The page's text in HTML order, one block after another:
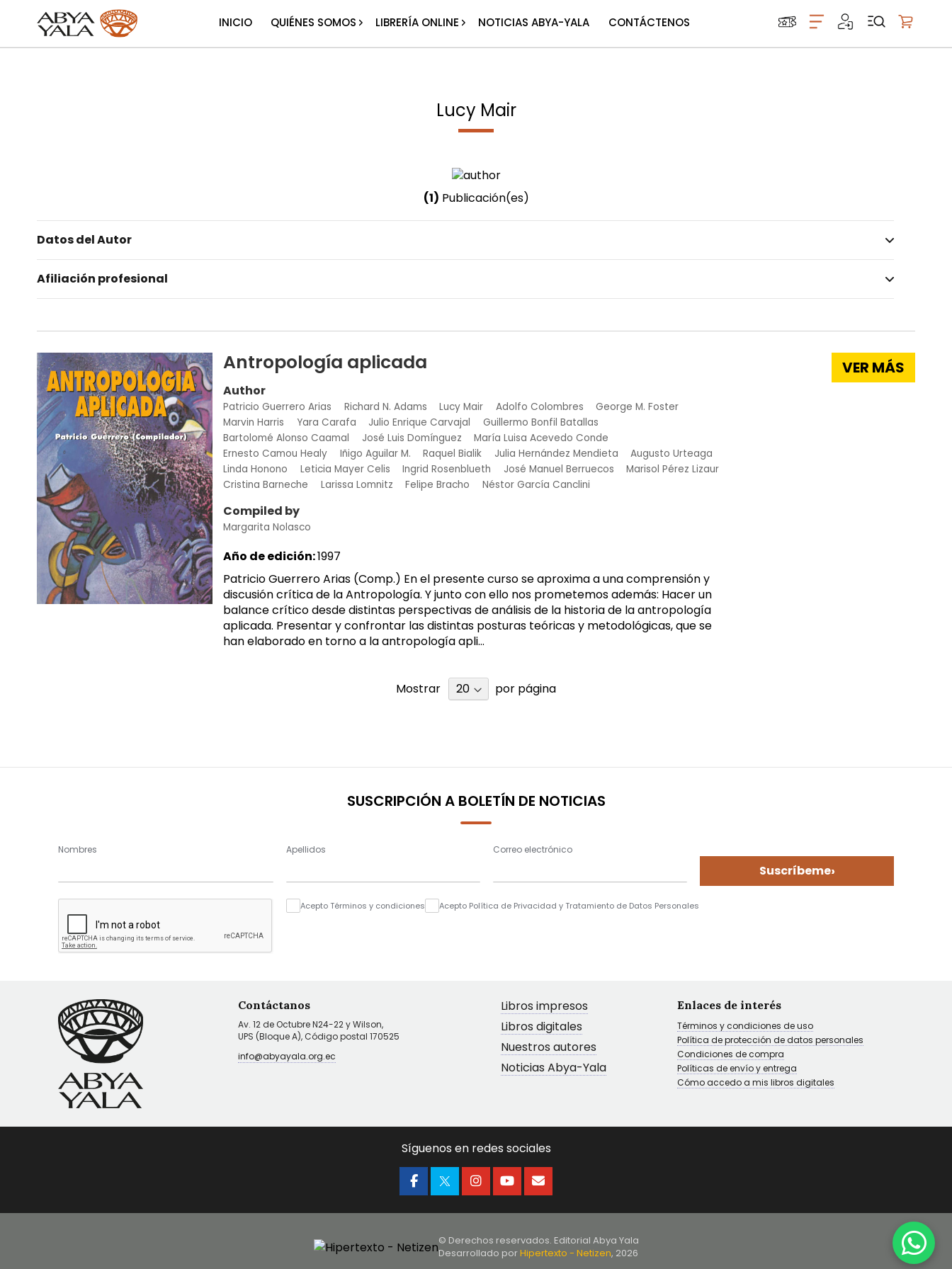
INICIO QUIÉNES SOMOS LIBRERÍA ONLINE NOTICIAS ABYA-YALA CONTÁCTENOS
Lucy Mair
(1) Publicación(es)
Datos del Autor
Afiliación profesional
Antropología aplicada
Author
Patricio Guerrero Arias Richard N. Adams Lucy Mair Adolfo Colombres
George M. Foster
Marvin Harris
Yara Carafa Julio Enrique Carvajal
Guillermo Bonfil Batallas
Bartolomé Alonso Caamal
José Luis Domínguez
María Luisa Acevedo Conde
Ernesto Camou Healy
Iñigo Aguilar M. Raquel Bialik Julia Hernández Mendieta
Augusto Urteaga
Linda Honono
Leticia Mayer Celis Ingrid Rosenblueth José Manuel Berruecos
Marisol Pérez Lizaur
Cristina Barneche
Larissa Lomnitz Felipe Bracho Néstor García Canclini
Compiled by
Margarita Nolasco
Año de edición:1997
Patricio Guerrero Arias (Comp.) En el presente curso se aproxima a una comprensión y
discusión crítica de la Antropología. Y junto con ello nos prometemos además: Hacer un
balance crítico desde distintas perspectivas de análisis de la historia de la antropología
aplicada. Presentar y confrontar las distintas posturas teóricas y metodológicas, que se
han elaborado en torno a la antropología apli...
VER MÁS
Mostrar por página
SUSCRIPCIÓN A BOLETÍN DE NOTICIAS
Nombres Apellidos Correo electrónico
Suscríbeme›
Acepto Términos y condiciones Acepto Política de Privacidad y Tratamiento de Datos Personales
Contáctanos
Av. 12 de Octubre N24-22 y Wilson,
UPS (Bloque A), Código postal 170525
info@abyayala.org.ec
Libros impresos
Libros digitales
Nuestros autores
Noticias Abya-Yala
Enlaces de interés
Términos y condiciones de uso
Política de protección de datos personales
Condiciones de compra
Políticas de envío y entrega
Cómo accedo a mis libros digitales
Síguenos en redes sociales
© Derechos reservados. Editorial Abya Yala
Desarrollado porHipertexto - Netizen, 2026